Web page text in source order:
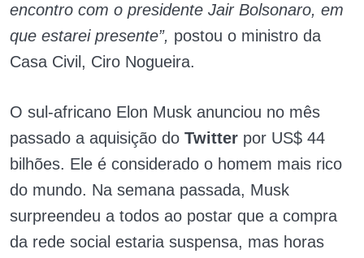
encontro com o presidente Jair Bolsonaro, em
que estarei presente”, postou o ministro da
Casa Civil, Ciro Nogueira.
O sul-africano Elon Musk anunciou no mês
passado a aquisição do Twitter por US$ 44
bilhões. Ele é considerado o homem mais rico
do mundo. Na semana passada, Musk
surpreendeu a todos ao postar que a compra
da rede social estaria suspensa, mas horas